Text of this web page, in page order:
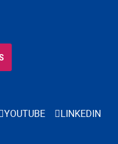
YOUTUBE
LINKEDIN